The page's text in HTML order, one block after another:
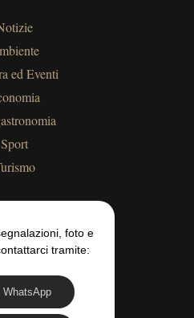
ed Eventi
Sport
foto e
tramite:
WhatsApp